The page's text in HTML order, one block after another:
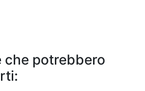
che potrebbero